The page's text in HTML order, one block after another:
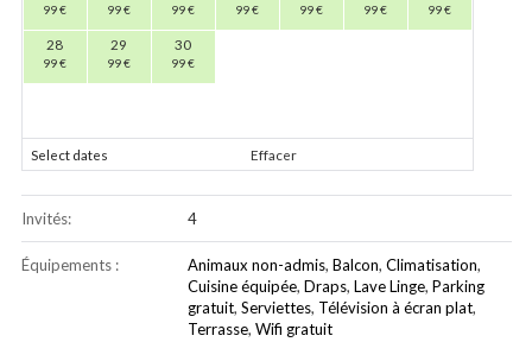
99€ 99€ 99€ 99€ 99€ 99€ 99€
28
99€
29
99€
30
99€
Select dates Effacer
Invités: 4
Équipements : Animaux non-admis, Balcon, Climatisation,
Cuisine équipée, Draps, Lave Linge, Parking
gratuit, Serviettes, Télévision à écran plat,
Terrasse, Wifi gratuit